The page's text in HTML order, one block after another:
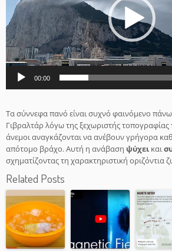
00:00
Τα σύννεφα πανό είναι συχνό φαινόμενο
Γιβραλτάρ λόγω της ξεχωριστής τοπογραφίας
άνεμοι αναγκάζονται να ανέβουν γρήγορα
απότομο βράχο. Αυτή η ανάβαση ψύχει και
σχηματίζοντας τη χαρακτηριστική οριζόντια
Related Posts